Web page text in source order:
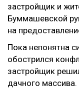
застройщик и
Буммашевской
на
Пока непонятна
обострился
застройщик
дачного массива.